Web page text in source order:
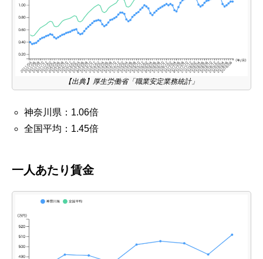
【出典】厚生労働省「職業安定業務統計」
神奈川県：1.06倍
全国平均：1.45倍
一人あたり賃金